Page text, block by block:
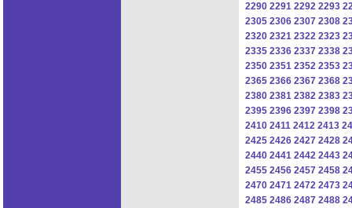
2290 2291 2292 2293
2305 2306 2307 2308
2320 2321 2322 2323
2335 2336 2337 2338
2350 2351 2352 2353
2365 2366 2367 2368
2380 2381 2382 2383
2395 2396 2397 2398
2410 2411 2412 2413
2425 2426 2427 2428
2440 2441 2442 2443
2455 2456 2457 2458
2470 2471 2472 2473
2485 2486 2487 2488